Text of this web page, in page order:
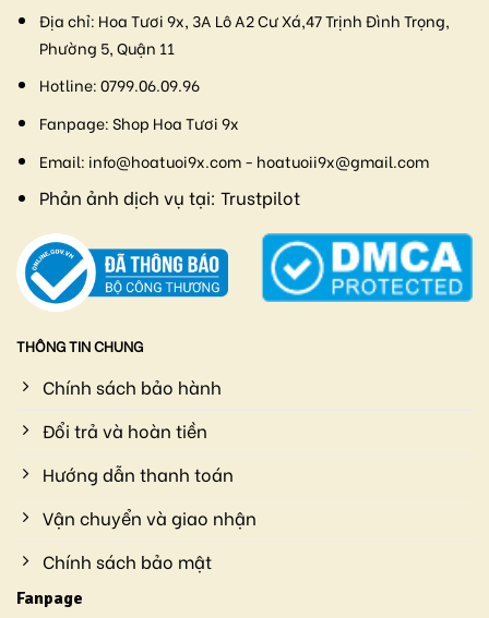
Địa chỉ: Hoa Tươi 9x, 3A Lô A2 Cư Xá,47 Trịnh Đình Trọng,
Phường 5, Quận 11
Hotline:0799.06.09.96
Fanpage:Shop Hoa Tươi 9x
Email: info@hoatuoi9x.com - hoatuoii9x@gmail.com
Phản ảnh dịch vụ tại: Trustpilot
THÔNG TIN CHUNG
Chính sách bảo hành
Đổi trả và hoàn tiền
Hướng dẫn thanh toán
Vận chuyển và giao nhận
Chính sách bảo mật
Fanpage